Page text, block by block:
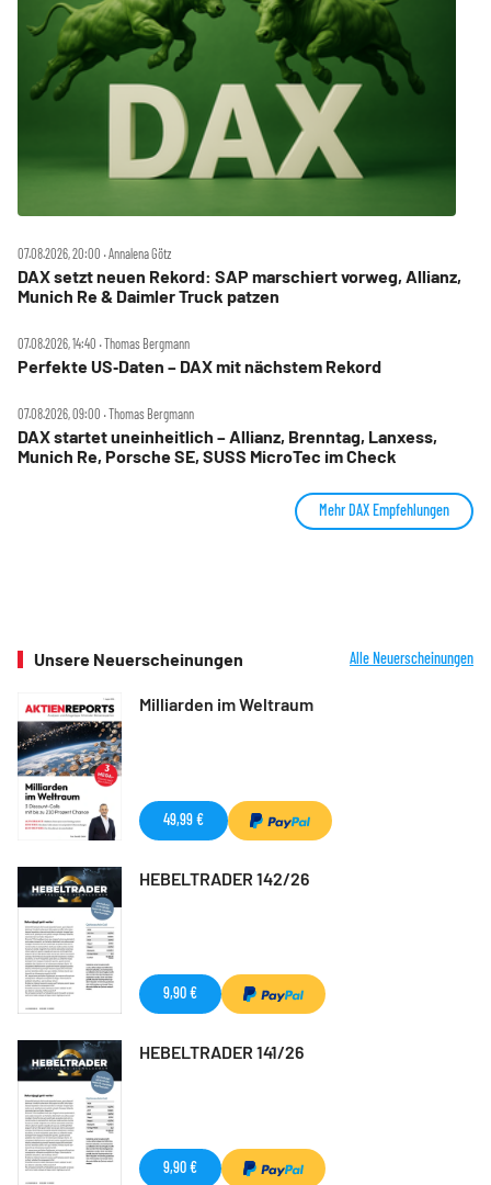
07.08.2026, 20:00 ‧ Annalena Götz
DAX setzt neuen Rekord: SAP marschiert vorweg, Allianz,
Munich Re & Daimler Truck patzen
07.08.2026, 14:40 ‧ Thomas Bergmann
Perfekte US‑Daten – DAX mit nächstem Rekord
07.08.2026, 09:00 ‧ Thomas Bergmann
DAX startet uneinheitlich – Allianz, Brenntag, Lanxess,
Munich Re, Porsche SE, SUSS MicroTec im Check
Mehr DAX Empfehlungen
Unsere Neuerscheinungen Alle Neuerscheinungen
Milliarden im Weltraum
49,99 €
HEBELTRADER 142/26
9,90 €
HEBELTRADER 141/26
9,90 €